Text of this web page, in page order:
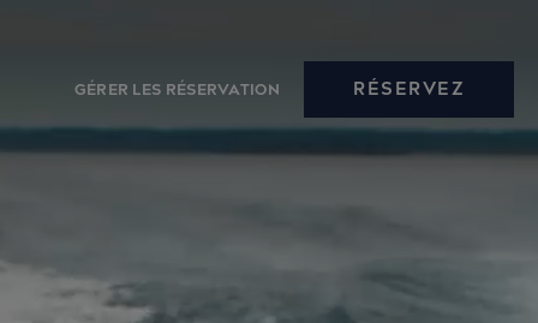
GÉRER LES RÉSERVATION RÉSERVEZ